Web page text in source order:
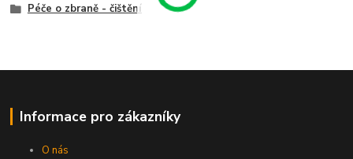
Péče o zbraně - čištění
Informace pro zákazníky
O nás